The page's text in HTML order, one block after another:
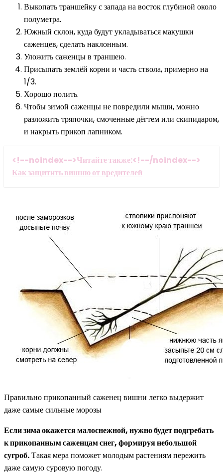
Выкопать траншейку с запада на восток глубиной около
полуметра.
Южный склон, куда будут укладываться макушки
саженцев, сделать наклонным.
Уложить саженцы в траншею.
Присыпать землёй корни и часть ствола, примерно на
1/3.
Хорошо полить.
Чтобы зимой саженцы не повредили мыши, можно
разложить тряпочки, смоченные дёгтем или скипидаром,
и накрыть прикоп лапником.
<!--noindex-->Читайте также:<!--/noindex-->
Как защитить вишню от вредителей
Правильно прикопанный саженец вишни легко выдержит
даже самые сильные морозы
Если зима окажется малоснежной, нужно будет подгребать
к прикопанным саженцам снег, формируя небольшой
сугроб.Такая мера поможет молодым растениям пережить
даже самую суровую погоду.